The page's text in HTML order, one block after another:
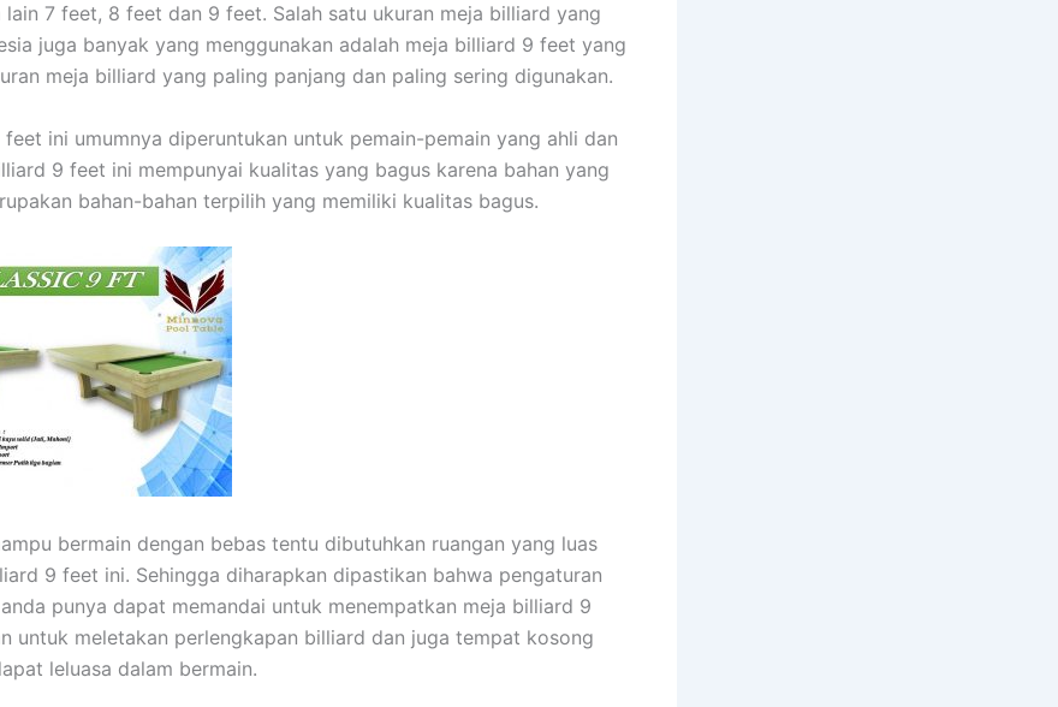
lain 7 feet, 8 feet dan 9 feet. Salah satu ukuran meja billiard yang
juga banyak yang menggunakan adalah meja billiard 9 feet yang
meja billiard yang paling panjang dan paling sering digunakan.
ini umumnya diperuntukan untuk pemain-pemain yang ahli dan
9 feet ini mempunyai kualitas yang bagus karena bahan yang
bahan-bahan terpilih yang memiliki kualitas bagus.
bermain dengan bebas tentu dibutuhkan ruangan yang luas
9 feet ini. Sehingga diharapkan dipastikan bahwa pengaturan
punya dapat memandai untuk menempatkan meja billiard 9
untuk meletakan perlengkapan billiard dan juga tempat kosong
leluasa dalam bermain.